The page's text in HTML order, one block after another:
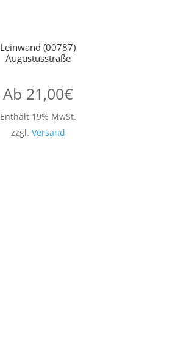
Leinwand (00787)
Augustusstraße
Ab 21,00€
Enthält 19% MwSt.
zzgl. Versand